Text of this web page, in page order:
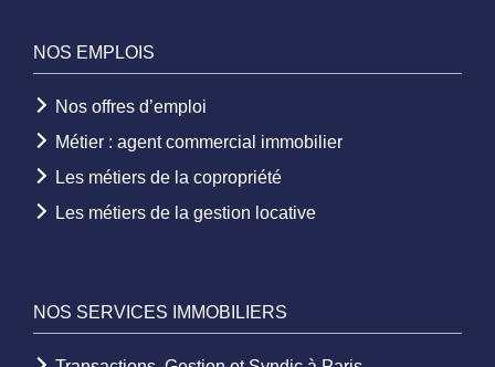
NOS EMPLOIS
Nos offres d’emploi
Métier : agent commercial immobilier
Les métiers de la copropriété
Les métiers de la gestion locative
NOS SERVICES IMMOBILIERS